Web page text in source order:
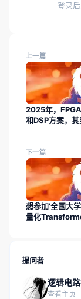
登录
上一篇
2025年，
和DSP方案，其
下一篇
想参加‘全国大
量化
提问者
逻辑电
查看主页